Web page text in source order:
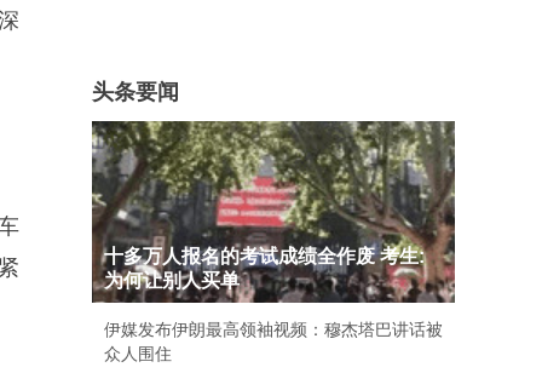
头条要闻
十多万人报名的考试成绩全作废 考生:
为何让别人买单
伊媒发布伊朗最高领袖视频：穆杰塔巴讲话被
众人围住